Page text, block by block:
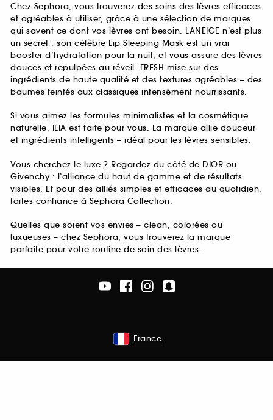
Chez Sephora, vous trouverez des soins des lèvres efficaces
et agréables à utiliser, grâce à une sélection de marques
qui savent ce dont vos lèvres ont besoin. LANEIGE n’est plus
un secret : son célèbre Lip Sleeping Mask est un vrai
booster d’hydratation pour la nuit, et vous assure des lèvres
douces et repulpées au réveil. FRESH mise sur des
ingrédients de haute qualité et des textures agréables – des
baumes teintés aux classiques intensément nourrissants.
Si vous aimez les formules minimalistes et la cosmétique
naturelle, ILIA est faite pour vous. La marque allie douceur
et ingrédients intelligents – idéal pour les lèvres sensibles.
Vous cherchez le luxe ? Regardez du côté de DIOR ou
Givenchy : l’alliance du haut de gamme et de résultats
visibles. Et pour des alliés simples et efficaces au quotidien,
faites confiance à Sephora Collection.
Quelles que soient vos envies – clean, colorées ou
luxueuses – chez Sephora, vous trouverez la marque
parfaite pour votre routine de soin des lèvres.
France